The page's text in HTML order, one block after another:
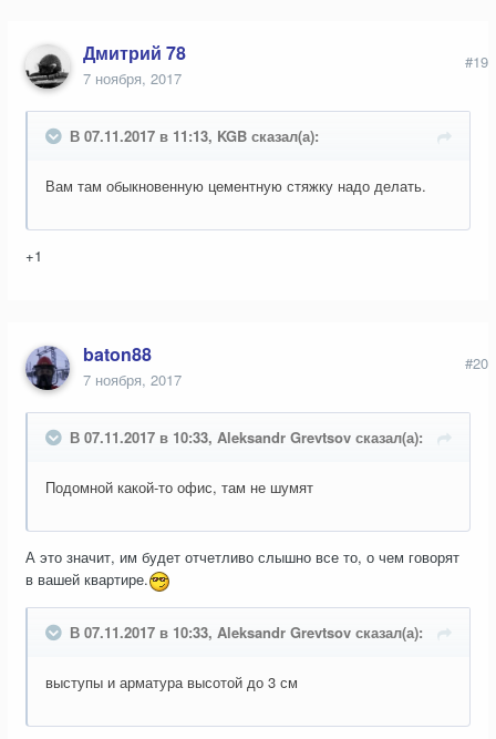
Дмитрий 78
7 ноября, 2017
#19
В 07.11.2017 в 11:13, KGB сказал(а):
Вам там обыкновенную цементную стяжку надо делать.
+1
baton88
7 ноября, 2017
#20
В 07.11.2017 в 10:33, Aleksandr Grevtsov сказал(а):
Подомной какой-то офис, там не шумят
А это значит, им будет отчетливо слышно все то, о чем говорят
в вашей квартире.
В 07.11.2017 в 10:33, Aleksandr Grevtsov сказал(а):
выступы и арматура высотой до 3 см